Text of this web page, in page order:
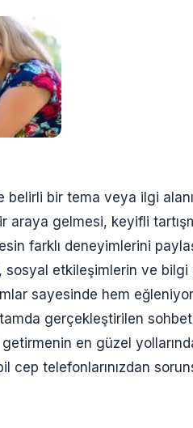
belirli bir tema veya ilgi
araya gelmesi, keyifli
farklı deneyimlerini
, sosyal etkileşimlerin ve bilgi
sayesinde hem
gerçekleştirilen
en güzel
cep telefonlarınızdan